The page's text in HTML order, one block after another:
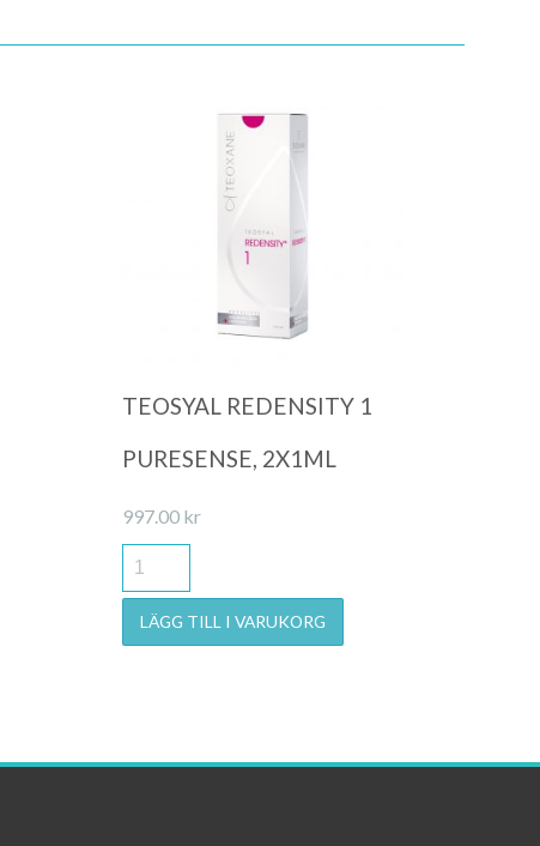
Quick View
TEOSYAL REDENSITY 1
PURESENSE, 2X1ML
997.00 kr
LÄGG TILL I VARUKORG